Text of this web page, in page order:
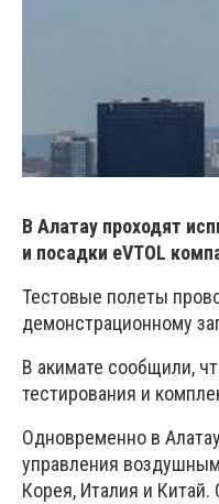
В Алатау проходят
и посадки eVTOL
Тестовые полеты
демонстрационному
В акимате сообщили,
тестирования и
Одновременно в
управления
Корея, Италия и Китай.